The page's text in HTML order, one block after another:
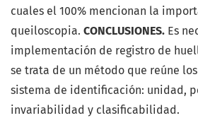
cuales el 100% mencionan la
queiloscopia. CONCLUSIONES. Es
implementación de registro de
se trata de un método que reúne
sistema de identificación: unidad,
invariabilidad y clasificabilidad.